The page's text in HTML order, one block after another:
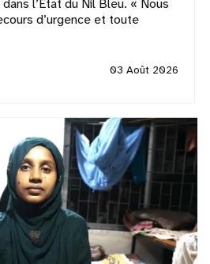
l’État du Nil Bleu. « Nous
d’urgence et toute
03 Août 2026